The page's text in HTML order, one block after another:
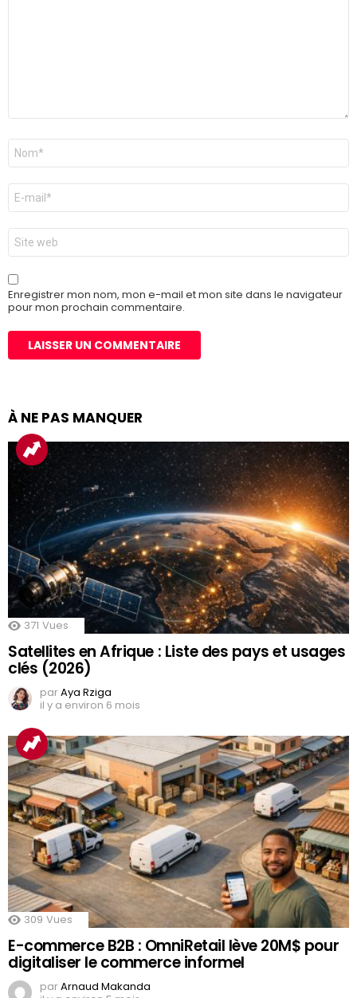
Nom
E-
mail
*
Site
web
Enregistrer mon nom, mon e-mail et mon site dans le navigateur
pour mon prochain commentaire.
À NE PAS MANQUER
371 Vues
Satellites en Afrique : Liste des pays et usages
clés (2026)
parAya Rziga
il y a environ 6 mois
309 Vues
E-commerce B2B : OmniRetail lève 20M$ pour
digitaliser le commerce informel
parArnaud Makanda